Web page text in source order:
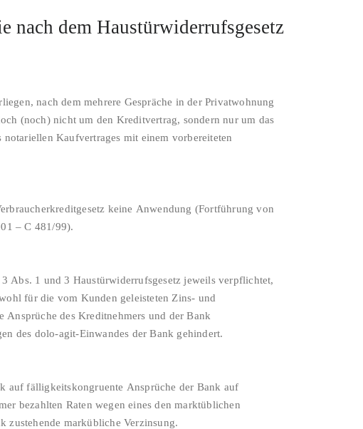
nach dem Haustürwiderrufsgesetz
nach dem mehrere Gespräche in der Privatwohnung
(noch) nicht um den Kreditvertrag, sondern nur um das
Kaufvertrages mit einem vorbereiteten
keine Anwendung (Fortführung von
– C 481/99).
Abs. 1 und 3 Haustürwiderrufsgesetz jeweils verpflichtet,
für die vom Kunden geleisteten Zins- und
des Kreditnehmers und der Bank
des dolo-agit-Einwandes der Bank gehindert.
auf fälligkeitskongruente Ansprüche der Bank auf
bezahlten Raten wegen eines den marktüblichen
zustehende markübliche Verzinsung.